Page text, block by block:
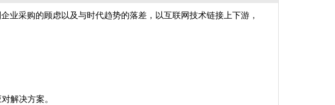
采购的顾虑以及与时代趋势的落差，以互联网技术链接上下游，
解决方案。